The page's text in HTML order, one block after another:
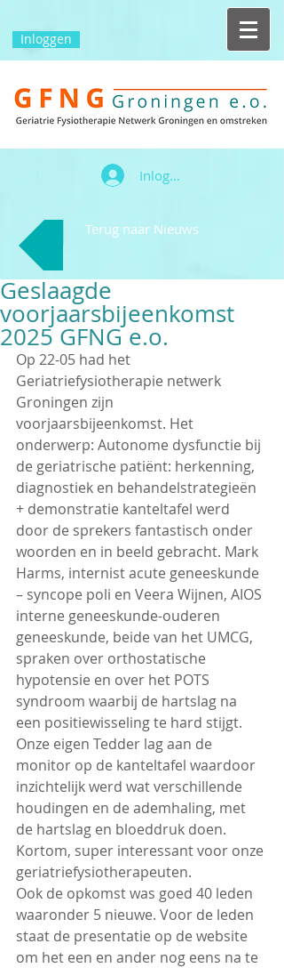
Inloggen
Inloggen
Terug naar Nieuws
Geslaagde
voorjaarsbijeenkomst
2025 GFNG e.o.
Op 22-05 had het
Geriatriefysiotherapie netwerk
Groningen zijn
voorjaarsbijeenkomst. Het
onderwerp: Autonome dysfunctie bij
de geriatrische patiënt: herkenning,
diagnostiek en behandelstrategieën
+ demonstratie kanteltafel werd
door de sprekers fantastisch onder
woorden en in beeld gebracht. Mark
Harms, internist acute geneeskunde
– syncope poli en Veera Wijnen, AIOS
interne geneeskunde-ouderen
geneeskunde, beide van het UMCG,
spraken over orthostatische
hypotensie en over het POTS
syndroom waarbij de hartslag na
een positiewisseling te hard stijgt.
Onze eigen Tedder lag aan de
monitor op de kanteltafel waardoor
inzichtelijk werd wat verschillende
houdingen en de ademhaling, met
de hartslag en bloeddruk doen.
Kortom, super interessant voor onze
geriatriefysiotherapeuten.
Ook de opkomst was goed 40 leden
waaronder 5 nieuwe. Voor de leden
staat de presentatie op de website
om het een en ander nog eens na te